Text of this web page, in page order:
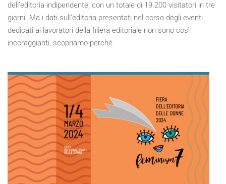
dell’editoria indipendente, con un totale di 19.200 visitatori in tre
giorni. Ma i dati sull’editoria presentati nel corso degli eventi
dedicati ai lavoratori della filiera editoriale non sono così
incoraggianti, scopriamo perché.